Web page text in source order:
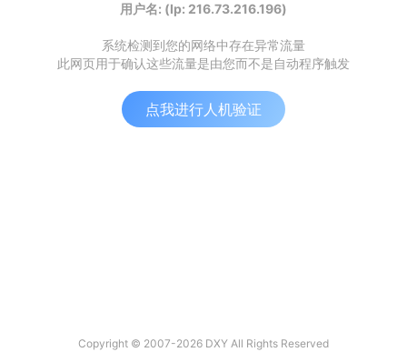
用户名: (Ip: 216.73.216.196)
系统检测到您的网络中存在异常流量
此网页用于确认这些流量是由您而不是自动程序触发
点我进行人机验证
Copyright © 2007-2026 DXY All Rights Reserved